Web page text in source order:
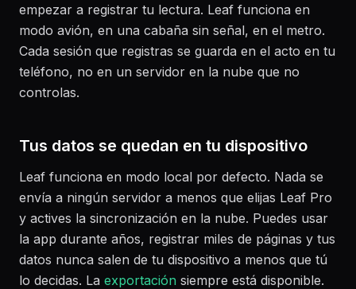
empezar a registrar tu lectura. Leaf funciona en
modo avión, en una cabaña sin señal, en el metro.
Cada sesión que registras se guarda en el acto en tu
teléfono, no en un servidor en la nube que no
controlas.
Tus datos se quedan en tu dispositivo
Leaf funciona en modo local por defecto. Nada se
envía a ningún servidor a menos que elijas Leaf Pro
y actives la sincronización en la nube. Puedes usar
la app durante años, registrar miles de páginas y tus
datos nunca salen de tu dispositivo a menos que tú
lo decidas. La exportación siempre está disponible.